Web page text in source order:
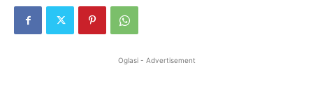
Oglasi - Advertisement